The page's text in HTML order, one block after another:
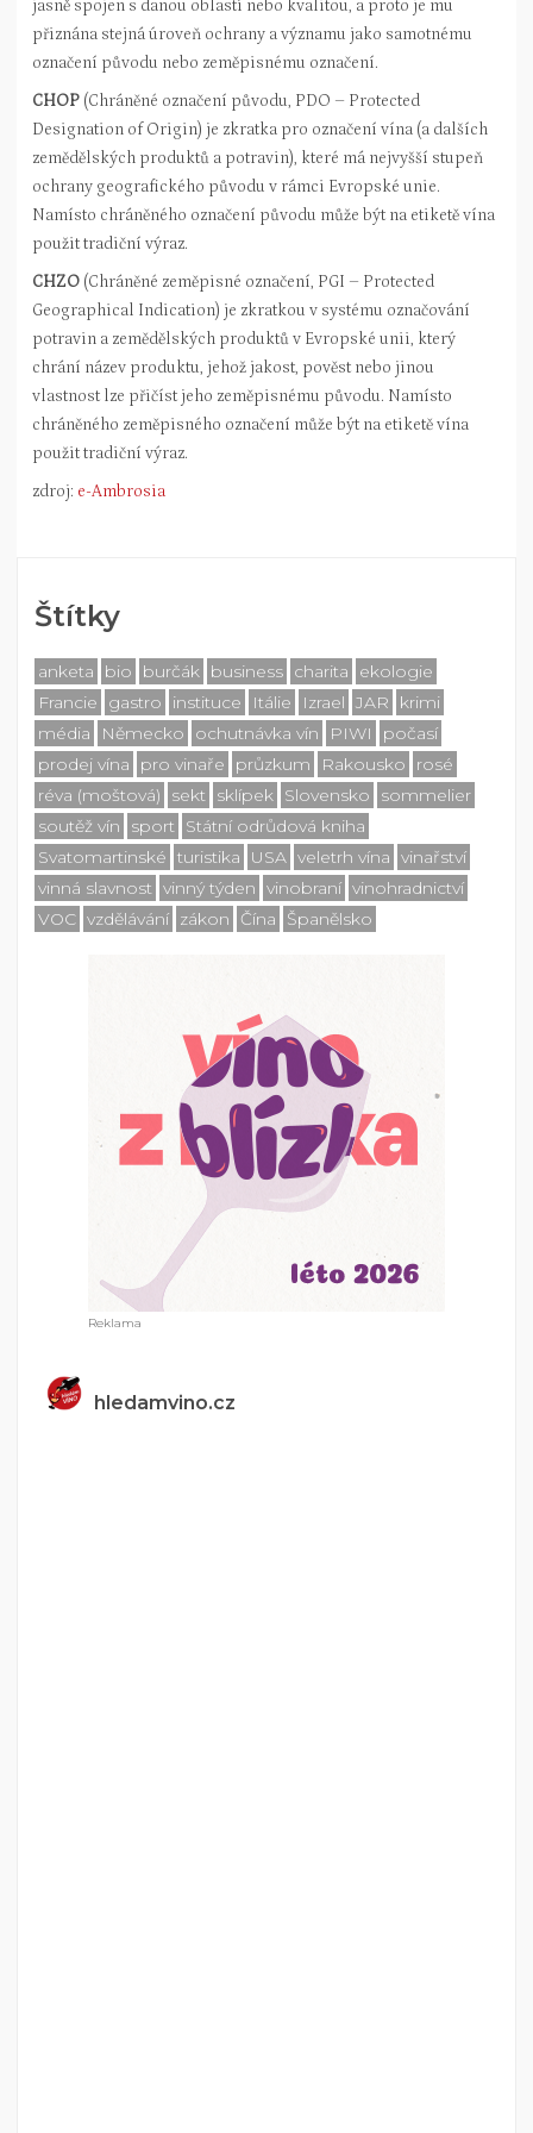
jasně spojen s danou oblastí nebo kvalitou, a proto je mu
přiznána stejná úroveň ochrany a významu jako samotnému
označení původu nebo zeměpisnému označení.
CHOP (Chráněné označení původu, PDO – Protected
Designation of Origin) je zkratka pro označení vína (a dalších
zemědělských produktů a potravin), které má nejvyšší stupeň
ochrany geografického původu v rámci Evropské unie.
Namísto chráněného označení původu může být na etiketě vína
použit tradiční výraz.
CHZO (Chráněné zeměpisné označení, PGI – Protected
Geographical Indication) je zkratkou v systému označování
potravin a zemědělských produktů v Evropské unii, který
chrání název produktu, jehož jakost, pověst nebo jinou
vlastnost lze přičíst jeho zeměpisnému původu. Namísto
chráněného zeměpisného označení může být na etiketě vína
použit tradiční výraz.
zdroj: e-Ambrosia
Štítky
anketa bio burčák business charita
ekologie
Francie
gastro instituce Itálie Izrael JAR
krimi
média
Německo ochutnávka vín PIWI
počasí
prodej vína
pro vinaře průzkum Rakousko
rosé
réva (moštová)
sekt sklípek Slovensko
sommelier
soutěž vín
sport Státní odrůdová kniha
Svatomartinské turistika USA veletrh vína vinařství
vinná slavnost vinný týden vinobraní vinohradnictví
VOC vzdělávání zákon Čína Španělsko
hledamvino.cz